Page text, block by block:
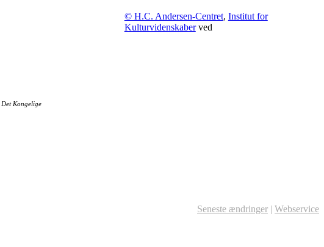
Det Kongelige
© H.C. Andersen-Centret, Institut for
Kulturvidenskaberved
Seneste ændringer | Webservice